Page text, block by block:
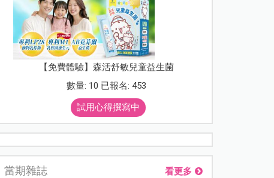
【免費體驗】森活舒敏兒童益生菌
數量: 10 已報名: 453
試用心得撰寫中
當期雜誌 看更多